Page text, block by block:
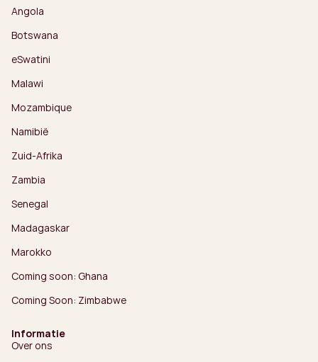
Angola
Botswana
eSwatini
Malawi
Mozambique
Namibië
Zuid-Afrika
Zambia
Senegal
Madagaskar
Marokko
Coming soon: Ghana
Coming Soon: Zimbabwe
Informatie
Over ons